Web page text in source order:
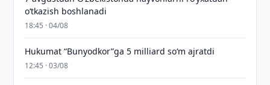
o‘tkazish boshlanadi
18:45 · 04/08
Hukumat “Bunyodkor”ga 5 milliard so‘m ajratdi
12:45 · 03/08